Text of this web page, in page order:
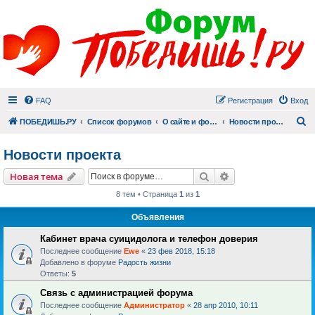
FAQ Вход
Регистрация
ПОБЕДИШЬ.РУ Список форумов О сайте и форуме Новости проекта
Новости проекта
Новая тема Поиск
8 тем • Страница 1 из 1
Объявления
Кабинет врача суицидолога и телефон доверия
Последнее сообщение Ewe « 23 фев 2018, 15:18
Добавлено в форуме Радость жизни
Ответы: 5
Связь с администрацией форума
Последнее сообщение Администратор « 28 апр 2010, 10:11